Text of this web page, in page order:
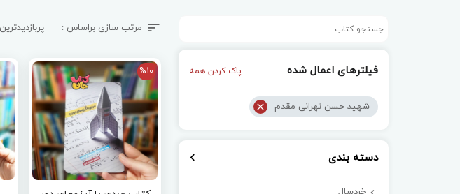
فیلترهای اعمال شده پاک کردن همه
شهید حسن تهرانی مقدم
دسته بندی
مرتب سازی براساس : پربازدیدترین
%10